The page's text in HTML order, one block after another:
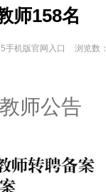
师158名
手机版官网入口 浏览数：
师公告